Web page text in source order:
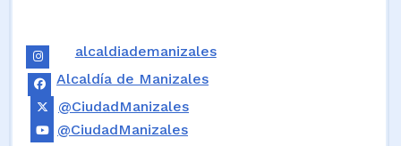
alcaldiademanizales
Alcaldía de Manizales
@CiudadManizales
@CiudadManizales